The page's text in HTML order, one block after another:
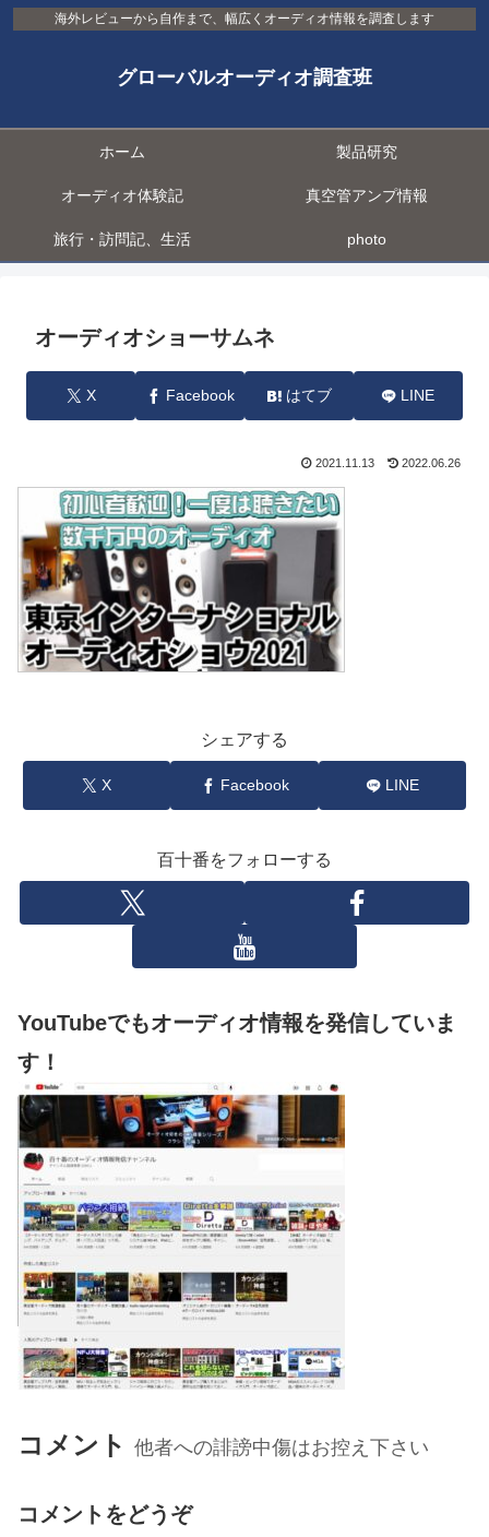
海外レビューから自作まで、幅広くオーディオ情報を調査します
グローバルオーディオ調査班
ホーム 製品研究
オーディオ体験記 真空管アンプ情報
旅行・訪問記、生活 photo
オーディオショーサムネ
X Facebook はてブ LINE
2021.11.13 2022.06.26
シェアする
X Facebook LINE
百十番をフォローする
YouTubeでもオーディオ情報を発信していま
す！
コメント 他者への誹謗中傷はお控え下さい
コメントをどうぞ